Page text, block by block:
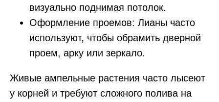
визуально поднимая потолок.
Оформление проемов: Лианы часто
используют, чтобы обрамить дверной
проем, арку или зеркало.
Живые ампельные растения часто лысеют
у корней и требуют сложного полива на